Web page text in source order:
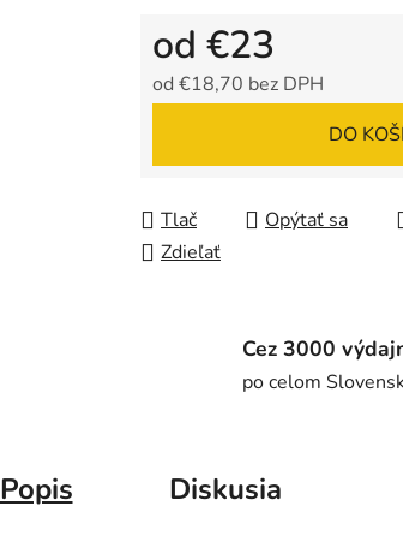
od €23
od €18,70 bez DPH
DO
Tlač Opýtať sa
Zdieľať
Cez 3000
po celom
Popis Diskusia